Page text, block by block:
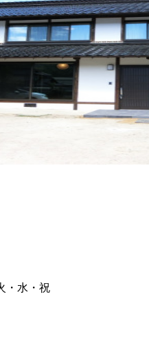
・水・祝